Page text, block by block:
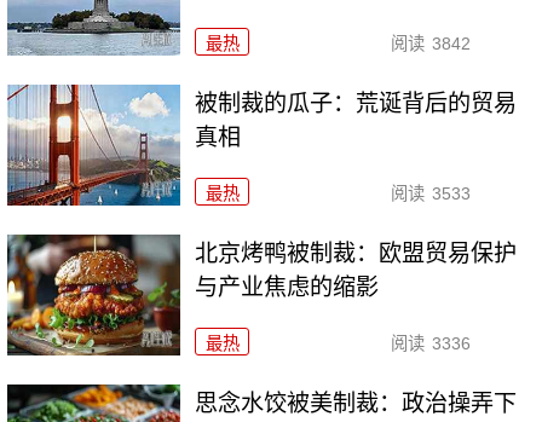
最热 阅读 3842
被制裁的瓜子：荒诞背后的贸易
真相
最热 阅读 3533
北京烤鸭被制裁：欧盟贸易保护
与产业焦虑的缩影
最热 阅读 3336
思念水饺被美制裁：政治操弄下